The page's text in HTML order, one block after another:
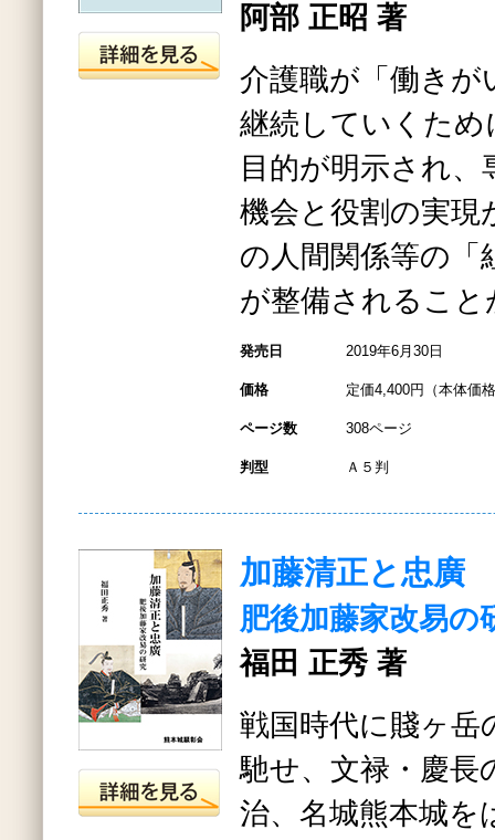
阿部 正昭 著
介護職が「働きが
継続していくた
目的が明示され
機会と役割の実現
の人間関係等の「
が整備されるこ
発売日 2019年6月30日
価格 定価4,400円（本体価
ページ数 308ページ
判型 Ａ５判
加藤清正と忠廣
肥後加藤家改易の
福田 正秀 著
戦国時代に賤ヶ岳
馳せ、文禄・慶長
治、名城熊本城を